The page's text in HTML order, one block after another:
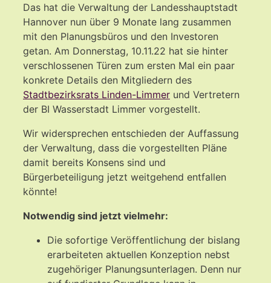
Das hat die Verwaltung der Landesshauptstadt
Hannover nun über 9 Monate lang zusammen
mit den Planungsbüros und den Investoren
getan. Am Donnerstag, 10.11.22 hat sie hinter
verschlossenen Türen zum ersten Mal ein paar
konkrete Details den Mitgliedern des
Stadtbezirksrats Linden-Limmer und Vertretern
der BI Wasserstadt Limmer vorgestellt.
Wir widersprechen entschieden der Auffassung
der Verwaltung, dass die vorgestellten Pläne
damit bereits Konsens sind und
Bürgerbeteiligung jetzt weitgehend entfallen
könnte!
Notwendig sind jetzt vielmehr:
Die sofortige Veröffentlichung der bislang
erarbeiteten aktuellen Konzeption nebst
zugehöriger Planungsunterlagen. Denn nur